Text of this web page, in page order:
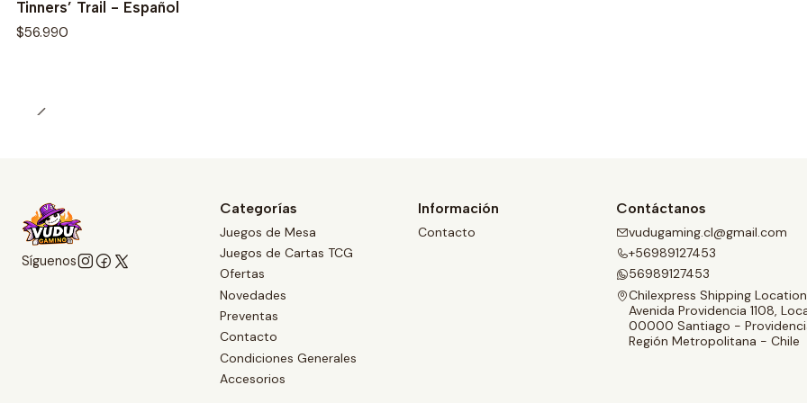
Tinners’ Trail - Español
$56.990
Síguenos
Categorías
Juegos de Mesa
Juegos de Cartas TCG
Ofertas
Novedades
Preventas
Contacto
Condiciones Generales
Accesorios
Información
Contacto
Contáctanos
vudugaming.cl@gmail.com
+56989127453
56989127453
Chilexpress Shipping Location
Avenida Providencia 1108,
00000 Santiago -
Región Metropolitana - Chile